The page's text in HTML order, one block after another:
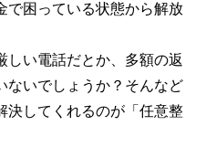
で困っている状態から解放
しい電話だとか、多額の返
ないでしょうか？そんなど
決してくれるのが「任意整